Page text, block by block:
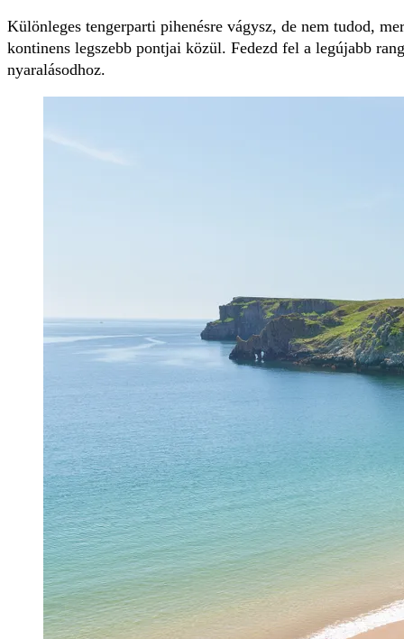
Különleges tengerparti pihenésre vágysz, de nem tudod,
kontinens legszebb pontjai közül. Fedezd fel a legújabb
nyaralásodhoz.